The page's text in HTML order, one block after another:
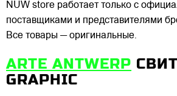
NUW store работает только с
поставщиками и представителями
Все товары — оригинальные.
ARTE ANTWERP
GRAPHIC